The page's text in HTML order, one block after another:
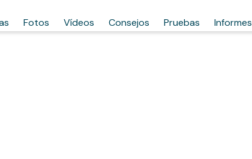
Fotos Vídeos Consejos Pruebas Informes